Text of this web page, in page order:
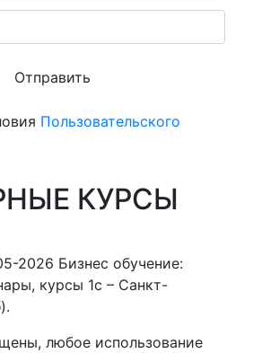
Отправить
Пользовательского
КУРСЫ
2026 Бизнес обучение:
курсы 1с – Санкт-
любое использование